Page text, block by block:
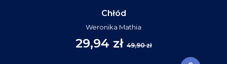
Chłód
Weronika Mathia
29,94 zł 49,90 zł